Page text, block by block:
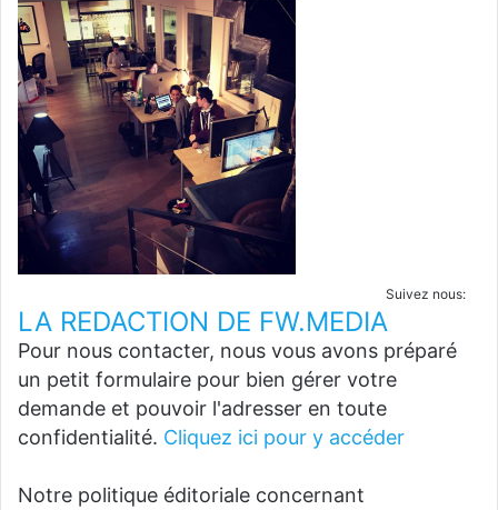
Suivez nous:
LA REDACTION DE FW.MEDIA
Pour nous contacter, nous vous avons préparé
un petit formulaire pour bien gérer votre
demande et pouvoir l'adresser en toute
confidentialité. Cliquez ici pour y accéder
Notre politique éditoriale concernant